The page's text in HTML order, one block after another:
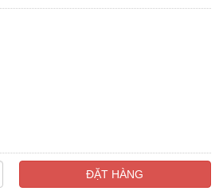
ĐẶT HÀNG